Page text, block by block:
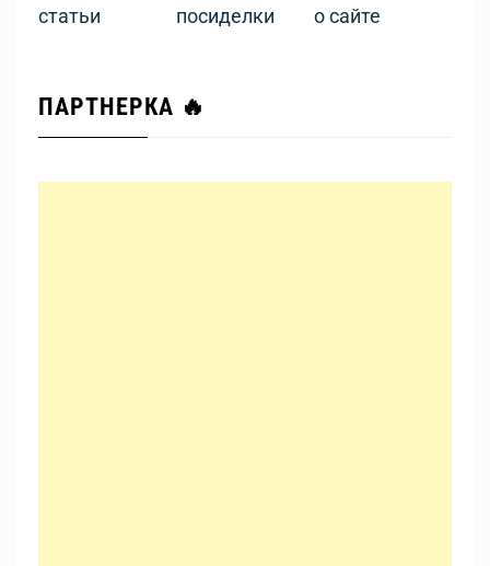
статьи
посиделки
о сайте
ПАРТНЕРКА 🔥